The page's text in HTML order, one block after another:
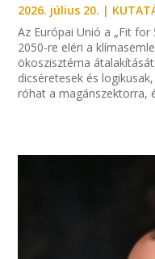
2026. július 20. |
Az Európai Unió a „Fit
2050-re eléri a
ökoszisztéma
dicséretesek és
róhat a magánszektorra,